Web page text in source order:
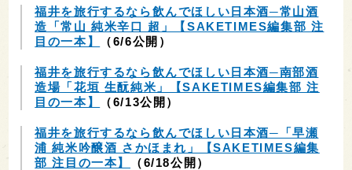
福井を旅行するなら飲んでほしい日本酒─常山酒
造「常山 純米辛口 超」【SAKETIMES編集部 注
目の一本】
（6/6公開）
福井を旅行するなら飲んでほしい日本酒─南部酒
造場「花垣 生酛純米」【SAKETIMES編集部 注
目の一本】
（6/13公開）
福井を旅行するなら飲んでほしい日本酒─「早瀬
浦 純米吟醸酒 さかほまれ」【SAKETIMES編集
部 注目の一本】
（6/18公開）